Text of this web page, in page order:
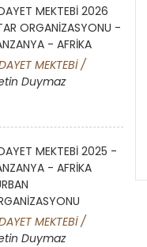
AZDIR - RİSALE-İ NUR
MEKTEBİ 2026
ORGANİZASYONU -
- AFRİKA
MEKTEBİ /
Duymaz
MEKTEBİ 2025 -
- AFRİKA
MEKTEBİ /
Duymaz
- YİRMİ